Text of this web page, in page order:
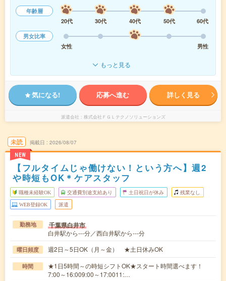
年齢層
20代
30代 40代 50代
60代
男女比率
女性
男性
もっと見る
気になる! 応募へ進む 詳しく見る
派遣会社 株式会社ＦＧＬテクノソリューションズ
未読
NEW
掲載日 2026/08/07
【フルタイムじゃ働けない！という方へ】週2
や時短もOK＊ケアスタッフ
職種未経験OK 交通費別途支給あり 土日祝日が休み 残業なし
WEB登録OK 派遣
勤務地 千葉県白井市
白井駅から---分／西白井駅から---分
曜日頻度 週2日～5日OK（月～金） ★土日休みOK
時間
★1日5時間～の時短シフトOK★スタート時間選べます！
7:00～16:009:00～17:0011:…